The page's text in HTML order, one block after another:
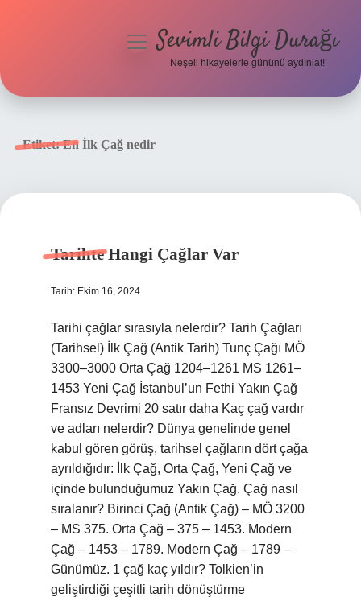
menüyüSevimli Bilgi Durağı
Neşeli hikayelerle gününü aydınlat!
Etiket:En İlk Çağ nedir
Tarihte Hangi Çağlar Var
Tarih: Ekim 16, 2024
Tarihi çağlar sırasıyla nelerdir? Tarih Çağları
(Tarihsel) İlk Çağ (Antik Tarih) Tunç Çağı MÖ
3300–3000 Orta Çağ 1204–1261 MS 1261–
1453 Yeni Çağ İstanbul’un Fethi Yakın Çağ
Fransız Devrimi 20 satır daha Kaç çağ vardır
ve adları nelerdir? Dünya genelinde genel
kabul gören görüş, tarihsel çağların dört çağa
ayrıldığıdır: İlk Çağ, Orta Çağ, Yeni Çağ ve
içinde bulunduğumuz Yakın Çağ. Çağ nasıl
sıralanır? Birinci Çağ (Antik Çağ) – MÖ 3200
– MS 375. Orta Çağ – 375 – 1453. Modern
Çağ – 1453 – 1789. Modern Çağ – 1789 –
Günümüz. 1 çağ kaç yıldır? Tolkien’in
geliştirdiği çeşitli tarih dönüştürme